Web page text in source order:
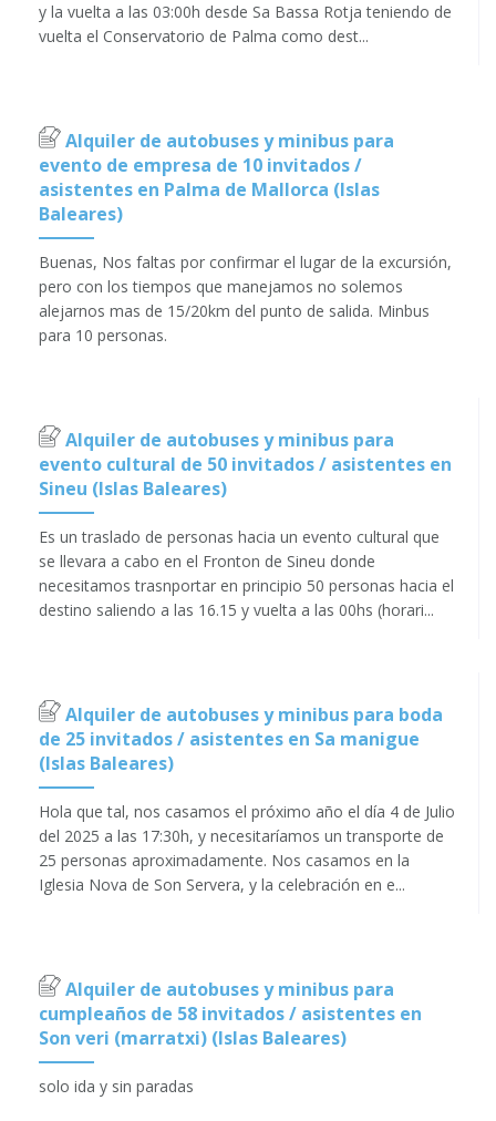
y la vuelta a las 03:00h desde Sa Bassa Rotja teniendo de
vuelta el Conservatorio de Palma como dest...
Alquiler de autobuses y minibus para
evento de empresa de 10 invitados /
asistentes en Palma de Mallorca (Islas
Baleares)
Buenas, Nos faltas por confirmar el lugar de la excursión,
pero con los tiempos que manejamos no solemos
alejarnos mas de 15/20km del punto de salida. Minbus
para 10 personas.
Alquiler de autobuses y minibus para
evento cultural de 50 invitados / asistentes en
Sineu (Islas Baleares)
Es un traslado de personas hacia un evento cultural que
se llevara a cabo en el Fronton de Sineu donde
necesitamos trasnportar en principio 50 personas hacia el
destino saliendo a las 16.15 y vuelta a las 00hs (horari...
Alquiler de autobuses y minibus para boda
de 25 invitados / asistentes en Sa manigue
(Islas Baleares)
Hola que tal, nos casamos el próximo año el día 4 de Julio
del 2025 a las 17:30h, y necesitaríamos un transporte de
25 personas aproximadamente. Nos casamos en la
Iglesia Nova de Son Servera, y la celebración en e...
Alquiler de autobuses y minibus para
cumpleaños de 58 invitados / asistentes en
Son veri (marratxi) (Islas Baleares)
solo ida y sin paradas